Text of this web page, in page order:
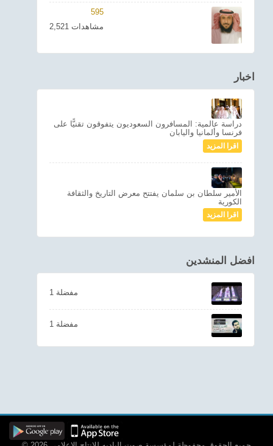
595
2,521 مشاهدات
اخبار
دراسة عالمية: المسافرون السعوديون يتفوقون تقنيًّا على
فرنسا وألمانيا واليابان
اقرا المزيد
الأمير سلطان بن سلمان يفتتح معرض التاريخ والثقافة
الكورية
اقرا المزيد
افضل المنشدين
1 مفضلة
1 مفضلة